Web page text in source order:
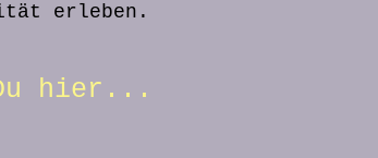
erleben.
hier...